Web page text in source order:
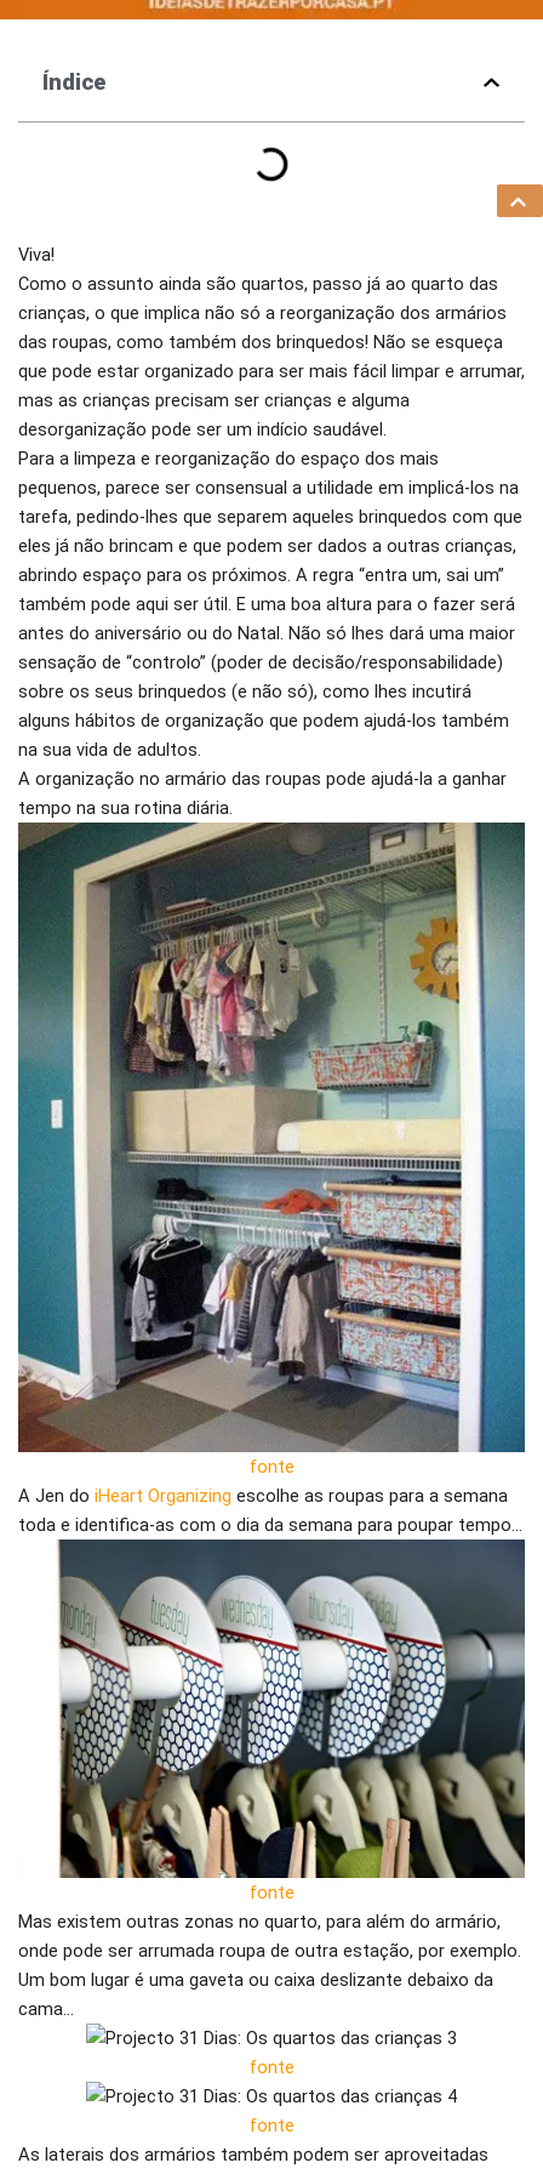
Índice
Viva!
Como o assunto ainda são quartos, passo já ao quarto das
crianças, o que implica não só a reorganização dos armários
das roupas, como também dos brinquedos! Não se esqueça
que pode estar organizado para ser mais fácil limpar e arrumar,
mas as crianças precisam ser crianças e alguma
desorganização pode ser um indício saudável.
Para a limpeza e reorganização do espaço dos mais
pequenos, parece ser consensual a utilidade em implicá-los na
tarefa, pedindo-lhes que separem aqueles brinquedos com que
eles já não brincam e que podem ser dados a outras crianças,
abrindo espaço para os próximos. A regra “entra um, sai um”
também pode aqui ser útil. E uma boa altura para o fazer será
antes do aniversário ou do Natal. Não só lhes dará uma maior
sensação de “controlo” (poder de decisão/responsabilidade)
sobre os seus brinquedos (e não só), como lhes incutirá
alguns hábitos de organização que podem ajudá-los também
na sua vida de adultos.
A organização no armário das roupas pode ajudá-la a ganhar
tempo na sua rotina diária.
fonte
A Jen do iHeart Organizing escolhe as roupas para a semana
toda e identifica-as com o dia da semana para poupar tempo…
fonte
Mas existem outras zonas no quarto, para além do armário,
onde pode ser arrumada roupa de outra estação, por exemplo.
Um bom lugar é uma gaveta ou caixa deslizante debaixo da
cama…
fonte
fonte
As laterais dos armários também podem ser aproveitadas